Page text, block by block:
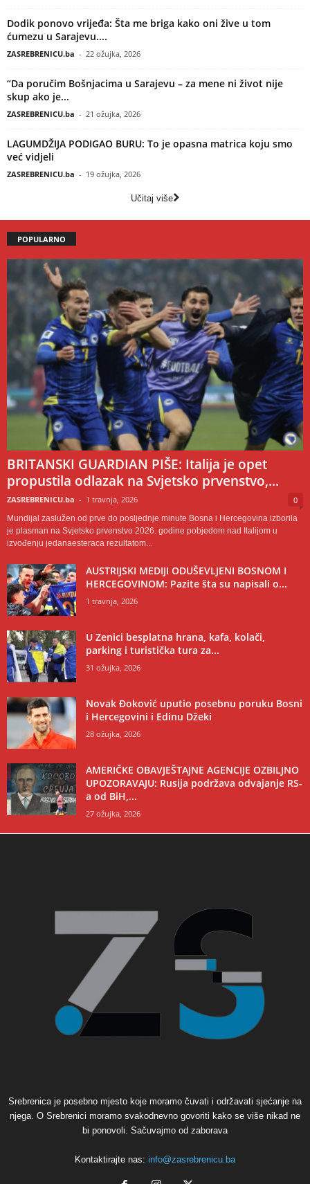
Dodik ponovo vrijeđa: Šta me briga kako oni žive u tom
ćumezu u Sarajevu....
ZASREBRENICU.ba - 22 ožujka, 2026
“Da poručim Bošnjacima u Sarajevu – za mene ni život nije
skup ako je...
ZASREBRENICU.ba - 21 ožujka, 2026
LAGUMDŽIJA PODIGAO BURU: To je opasna matrica koju smo
već vidjeli
ZASREBRENICU.ba - 19 ožujka, 2026
Učitaj više
POPULARNO
BRITANSKI GUARDIAN PIŠE: Italija je opet
propustila odlazak na Svjetsko prvenstvo,...
ZASREBRENICU.ba - 1 travnja, 2026 0
Mundijal zaslužen od prve do posljednje minute Bosna i Hercegovina izborila
je plasman na Svjetsko prvenstvo 2026. godine pobjedom nad Italijom u
izvođenju jedanaesteraca rezultatom...
AUSTRIJSKI MEDIJI ODUŠEVLJENI BOSNOM I
HERCEGOVINOM: Pazite šta su napisali o...
1 travnja, 2026
U Zenici besplatna hrana, kafa, kolači,
parking i turistička tura za...
31 ožujka, 2026
Novak Đoković uputio posebnu poruku Bosni
i Hercegovini i Edinu Džeki
28 ožujka, 2026
AMERIČKE OBAVJEŠTAJNE AGENCIJE OZBILJNO
UPOZORAVAJU: Rusija podržava odvajanje RS-
a od BiH,...
27 ožujka, 2026
Srebrenica je posebno mjesto koje moramo čuvati i održavati sjećanje na
njega. O Srebrenici moramo svakodnevno govoriti kako se više nikad ne
bi ponovoli. Sačuvajmo od zaborava
Kontaktirajte nas: info@zasrebrenicu.ba